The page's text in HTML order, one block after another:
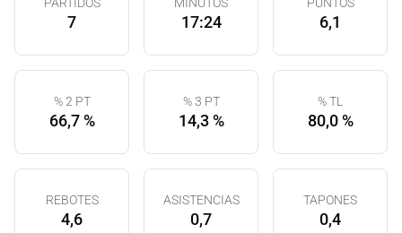
7 17:24 6,1
% 2 PT
66,7 %
% 3 PT
14,3 %
% TL
80,0 %
REBOTES
4,6
ASISTENCIAS
0,7
TAPONES
0,4